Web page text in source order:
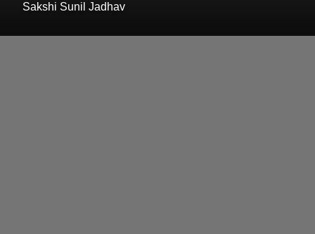
Sakshi Sunil Jadhav